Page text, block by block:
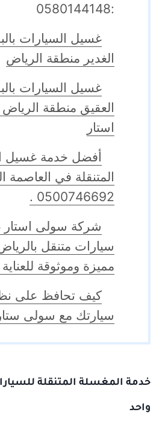
:0580144148
غسيل السيارات
الغدير منطقة الرياض
غسيل السيارات
العقيق منطقة
استار
أفضل خدمة غسيل
المتنقلة في العاصمة
0500746692 .
شركة سولى
سيارات متنقل
مميزة وموثوقة
كيف تحافظ على
سيارتك مع سولى
خدمة المغسلة المتنقلة
واحد